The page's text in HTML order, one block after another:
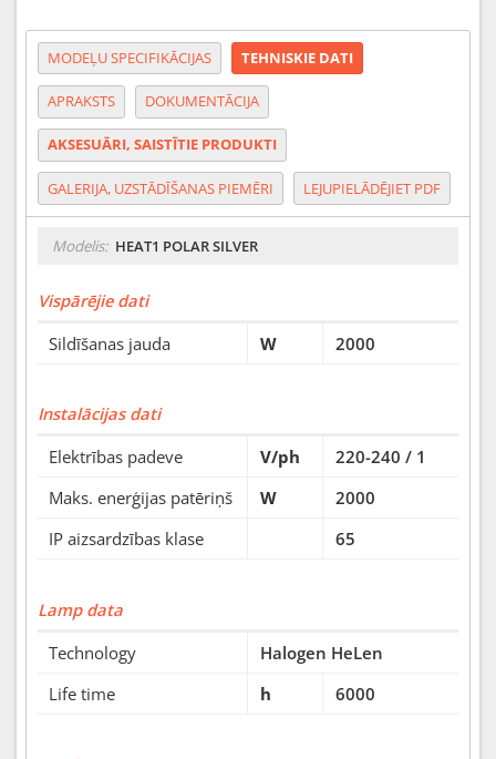
MODEĻU SPECIFIKĀCIJAS TEHNISKIE DATI
APRAKSTS DOKUMENTĀCIJA
AKSESUĀRI, SAISTĪTIE PRODUKTI
GALERIJA, UZSTĀDĪŠANAS PIEMĒRI LEJUPIELĀDĒJIET PDF
Modelis: HEAT1 POLAR SILVER
Vispārējie dati
Sildīšanas jauda
W 2000
Instalācijas dati
Elektrības padeve
V/ph
220-240 / 1
Maks. enerģijas patēriņš
W
2000
IP aizsardzības klase
65
Lamp data
Technology
Halogen HeLen
Life time
h 6000